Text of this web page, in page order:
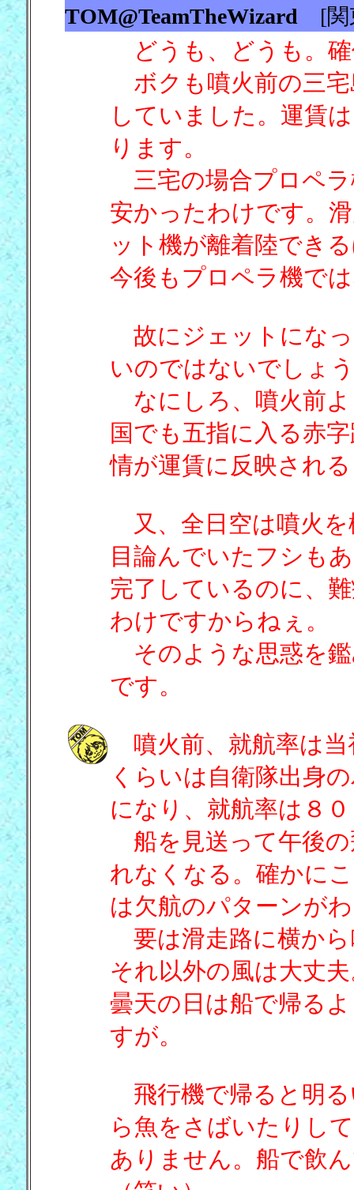
TOM@TeamTheWizard [
どうも、どうも。
ボクも噴火前の三宅
していました。運賃
ります。
三宅の場合プロペラ
安かったわけです。
ット機が離着陸でき
今後もプロペラ機で
故にジェットにな
いのではないでしょ
なにしろ、噴火前よ
国でも五指に入る赤
情が運賃に反映され
又、全日空は噴火を
目論んでいたフシも
完了しているのに、
わけですからねぇ。
そのような思惑を
です。
噴火前、就航率は当
くらいは自衛隊出身
になり、就航率は８
船を見送って午後の
れなくなる。確かに
は欠航のパターンが
要は滑走路に横から
それ以外の風は大丈
曇天の日は船で帰る
すが。
飛行機で帰ると明
ら魚をさばいたりし
ありません。船で飲